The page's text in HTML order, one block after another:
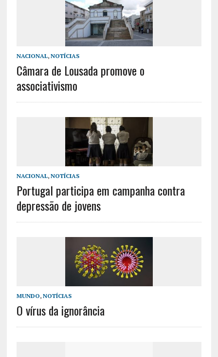
NACIONAL, NOTÍCIAS
Câmara de Lousada promove o
associativismo
NACIONAL, NOTÍCIAS
Portugal participa em campanha contra
depressão de jovens
MUNDO, NOTÍCIAS
O vírus da ignorância